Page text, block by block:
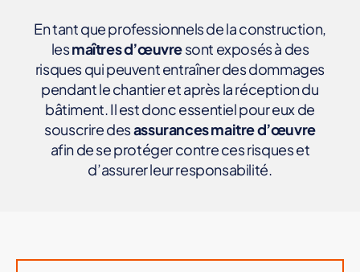
En tant que professionnels de la construction,
lesmaîtres d’œuvresont exposés à des
risques qui peuvent entraîner des dommages
pendant le chantier et après la réception du
bâtiment. Il est donc essentiel pour eux de
souscrire desassurances maitre d’œuvre
afin de se protéger contre ces risques et
d’assurer leur responsabilité.